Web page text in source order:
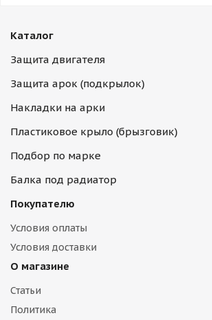
Каталог
Защита двигателя
Защита арок (подкрылок)
Накладки на арки
Пластиковое крыло (брызговик)
Подбор по марке
Балка под радиатор
Покупателю
Условия оплаты
Условия доставки
О магазине
Статьи
Политика